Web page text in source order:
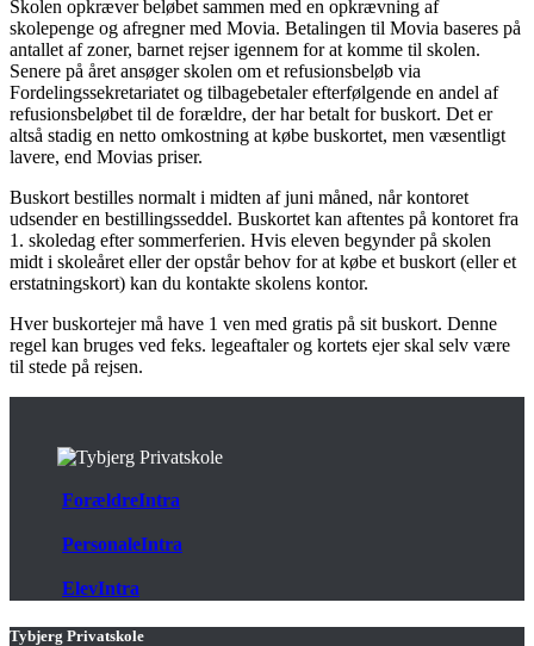
Skolen opkræver beløbet sammen med en opkrævning af
skolepenge og afregner med Movia. Betalingen til Movia baseres på
antallet af zoner, barnet rejser igennem for at komme til skolen.
Senere på året ansøger skolen om et refusionsbeløb via
Fordelingssekretariatet og tilbagebetaler efterfølgende en andel af
refusionsbeløbet til de forældre, der har betalt for buskort. Det er
altså stadig en netto omkostning at købe buskortet, men væsentligt
lavere, end Movias priser.
Buskort bestilles normalt i midten af juni måned, når kontoret
udsender en bestillingsseddel. Buskortet kan aftentes på kontoret fra
1. skoledag efter sommerferien. Hvis eleven begynder på skolen
midt i skoleåret eller der opstår behov for at købe et buskort (eller et
erstatningskort) kan du kontakte skolens kontor.
Hver buskortejer må have 1 ven med gratis på sit buskort. Denne
regel kan bruges ved feks. legeaftaler og kortets ejer skal selv være
til stede på rejsen.
ForældreIntra
PersonaleIntra
ElevIntra
Tybjerg Privatskole